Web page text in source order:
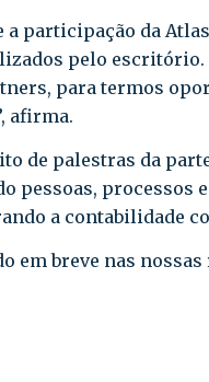
a participação da
pelo escritório.
para termos
afirma.
de palestras da
pessoas, processos
a contabilidade
em breve nas